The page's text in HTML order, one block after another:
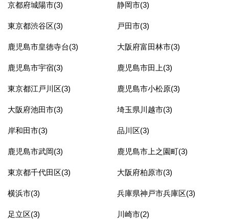
京都府城陽市(3) 静岡市(3)
東京都渋谷区(3) 戸田市(3)
鹿児島市皇徳寺台(3) 大阪府富田林市(3)
鹿児島市宇宿(3) 鹿児島市田上(3)
東京都江戸川区(3) 鹿児島市小松原(3)
大阪府池田市(3) 埼玉県川越市(3)
岸和田市(3) 品川区(3)
鹿児島市武岡(3) 鹿児島市上之園町(3)
東京都千代田区(3) 大阪府柏原市(3)
横浜市(3) 兵庫県神戸市兵庫区(3)
足立区(3) 川崎市(2)